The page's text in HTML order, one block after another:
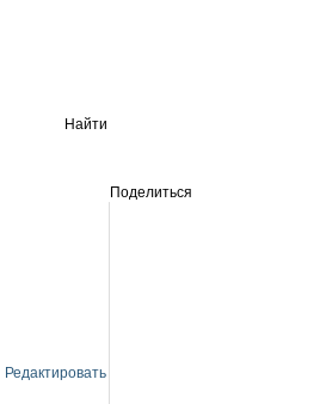
Найти
Поделиться
Редактировать